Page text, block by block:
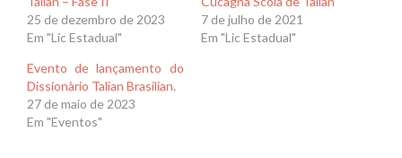
25 de dezembro de 2023
Em "Lic Estadual"
7 de julho de 2021
Em "Lic Estadual"
Evento de lançamento do
Dissionàrio Talian Brasilian.
27 de maio de 2023
Em "Eventos"